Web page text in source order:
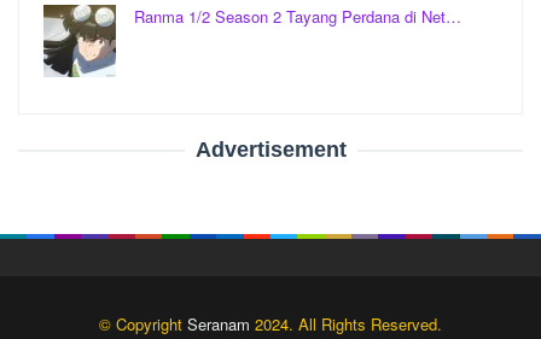
Ranma 1/2 Season 2 Tayang Perdana di Net…
Advertisement
© Copyright Seranam 2024. All Rights Reserved.